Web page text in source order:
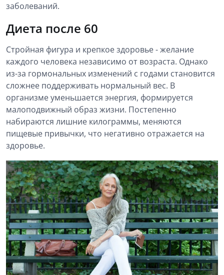
заболеваний.
Диета после 60
Стройная фигура и крепкое здоровье - желание
каждого человека независимо от возраста. Однако
из-за гормональных изменений с годами становится
сложнее поддерживать нормальный вес. В
организме уменьшается энергия, формируется
малоподвижный образ жизни. Постепенно
набираются лишние килограммы, меняются
пищевые привычки, что негативно отражается на
здоровье.